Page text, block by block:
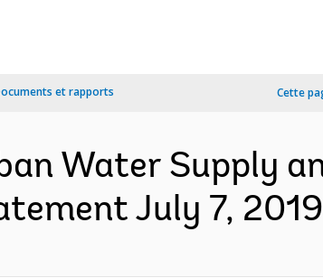
et rapports Cette
Water Supply
July 7,